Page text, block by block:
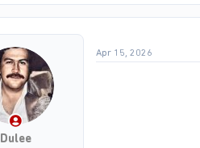
Dulee
Apr 15, 2026